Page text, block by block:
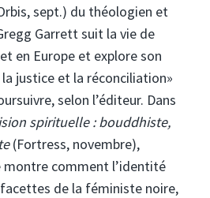
sept.) du théologien et
Garrett suit la vie de
en Europe et explore son
justice et la réconciliation»
selon l’éditeur. Dans
spirituelle : bouddhiste,
(Fortress, novembre),
montre comment l’identité
de la féministe noire,